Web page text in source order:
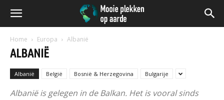
Home Europa Albanië
ALBANIË
Albanië België Bosnië & Herzegovina Bulgarije
Albanië is gelegen in de Balkan. Het is vooral sinds